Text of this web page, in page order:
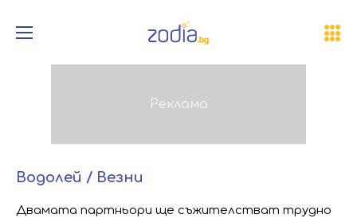
Водолей / Везни
Двамата партньори ще съжителстват трудно